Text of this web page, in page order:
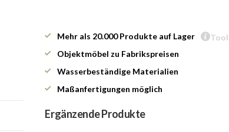
Mehr als 20.000 Produkte auf Lager
Objektmöbel zu Fabrikspreisen
Wasserbeständige Materialien
Maßanfertigungen möglich
Ergänzende Produkte